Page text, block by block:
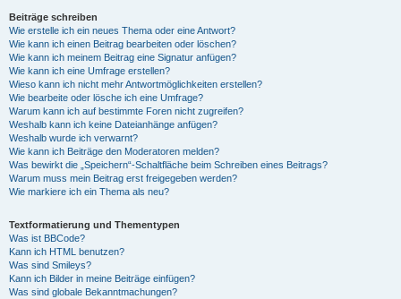
Beiträge schreiben
Wie erstelle ich ein neues Thema oder eine Antwort?
Wie kann ich einen Beitrag bearbeiten oder löschen?
Wie kann ich meinem Beitrag eine Signatur anfügen?
Wie kann ich eine Umfrage erstellen?
Wieso kann ich nicht mehr Antwortmöglichkeiten erstellen?
Wie bearbeite oder lösche ich eine Umfrage?
Warum kann ich auf bestimmte Foren nicht zugreifen?
Weshalb kann ich keine Dateianhänge anfügen?
Weshalb wurde ich verwarnt?
Wie kann ich Beiträge den Moderatoren melden?
Was bewirkt die „Speichern“-Schaltfläche beim Schreiben eines Beitrags?
Warum muss mein Beitrag erst freigegeben werden?
Wie markiere ich ein Thema als neu?
Textformatierung und Thementypen
Was ist BBCode?
Kann ich HTML benutzen?
Was sind Smileys?
Kann ich Bilder in meine Beiträge einfügen?
Was sind globale Bekanntmachungen?